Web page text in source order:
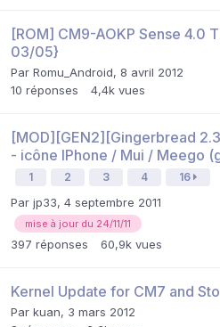
[ROM] CM9-AOKP Sense 4.0
03/05}
Par Romu_Android, 8 avril 2012
10 réponses 4,4k vues
[MOD][GEN2][Gingerbread
- icône IPhone / Mui / Meego
1 2 3 4 16
Par jp33, 4 septembre 2011
mise à jour du 24/11/11
397 réponses 60,9k vues
Kernel Update for CM7 and
Par kuan, 3 mars 2012